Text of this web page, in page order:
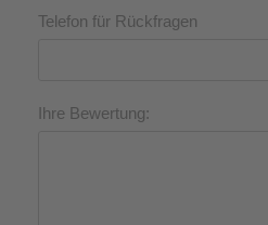
Telefon für Rückfragen
Ihre Bewertung: